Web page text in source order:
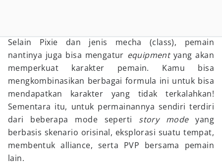
Selain Pixie dan jenis mecha (class), pemain
nantinya juga bisa mengatur equipmentyang akan
memperkuat karakter pemain. Kamu bisa
mengkombinasikan berbagai formula ini untuk bisa
mendapatkan karakter yang tidak terkalahkan!
Sementara itu, untuk permainannya sendiri terdiri
dari beberapa mode seperti story modeyang
berbasis skenario orisinal, eksplorasi suatu tempat,
membentuk alliance, serta PVP bersama pemain
lain.